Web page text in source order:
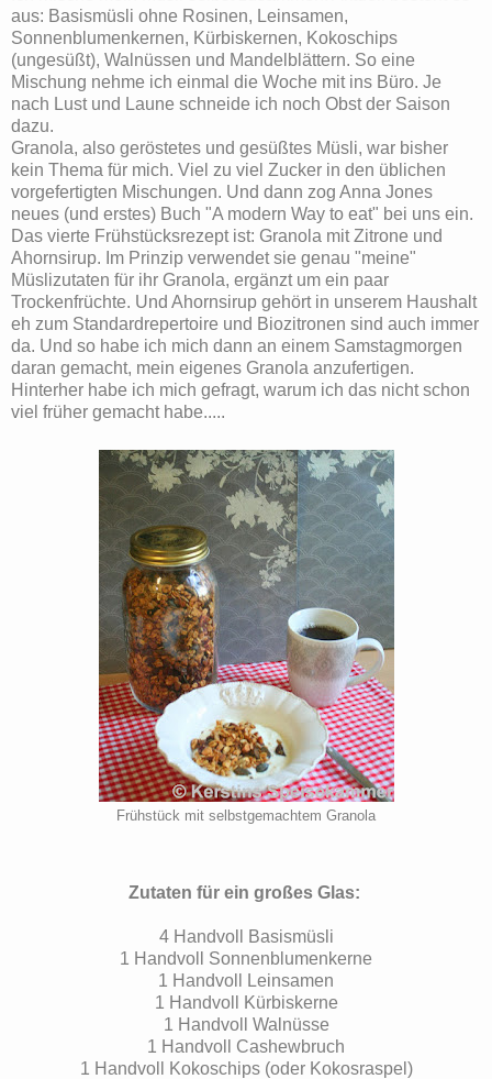
aus: Basismüsli ohne Rosinen, Leinsamen,
Sonnenblumenkernen, Kürbiskernen, Kokoschips
(ungesüßt), Walnüssen und Mandelblättern. So eine
Mischung nehme ich einmal die Woche mit ins Büro. Je
nach Lust und Laune schneide ich noch Obst der Saison
dazu.
Granola, also geröstetes und gesüßtes Müsli, war bisher
kein Thema für mich. Viel zu viel Zucker in den üblichen
vorgefertigten Mischungen. Und dann zog Anna Jones
neues (und erstes) Buch "A modern Way to eat" bei uns ein.
Das vierte Frühstücksrezept ist: Granola mit Zitrone und
Ahornsirup. Im Prinzip verwendet sie genau "meine"
Müslizutaten für ihr Granola, ergänzt um ein paar
Trockenfrüchte. Und Ahornsirup gehört in unserem Haushalt
eh zum Standardrepertoire und Biozitronen sind auch immer
da. Und so habe ich mich dann an einem Samstagmorgen
daran gemacht, mein eigenes Granola anzufertigen.
Hinterher habe ich mich gefragt, warum ich das nicht schon
viel früher gemacht habe.....
Frühstück mit selbstgemachtem Granola
Zutaten für ein großes Glas:
4 Handvoll Basismüsli
1 Handvoll Sonnenblumenkerne
1 Handvoll Leinsamen
1 Handvoll Kürbiskerne
1 Handvoll Walnüsse
1 Handvoll Cashewbruch
1 Handvoll Kokoschips (oder Kokosraspel)